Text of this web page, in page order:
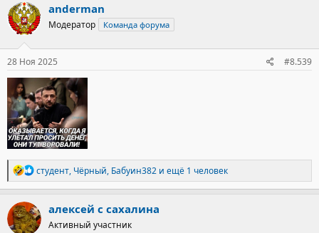
anderman
Модератор Команда форума
28 Ноя 2025 #8.539
Р
е
а
к
ц
и
студент, Чёрный, Бабуин382 и ещё 1 человек
алексей с сахалина
Активный участник